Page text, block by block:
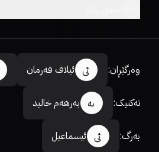
وەرگێڕان: ئی ئیلاف فەرمان
تەکنیک: بە بەرهەم خالید
بەرگ: ئی ئیسماعیل